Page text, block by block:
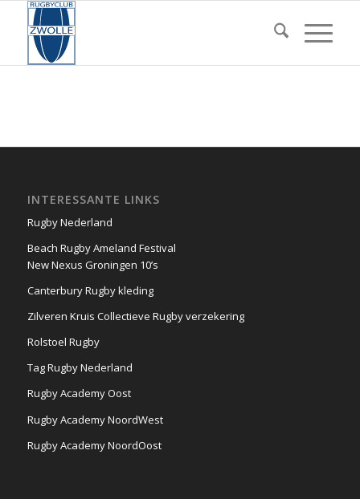
INTERESSANTE LINKS
Rugby Nederland
Beach Rugby Ameland Festival
New Nexus Groningen 10’s
Canterbury Rugby kleding
Zilveren Kruis Collectieve Rugby verzekering
Rolstoel Rugby
Tag Rugby Nederland
Rugby Academy Oost
Rugby Academy NoordWest
Rugby Academy NoordOost